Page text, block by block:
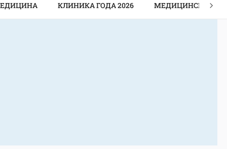
КЛИНИКА ГОДА 2026 МЕДИЦИНСКИЕ